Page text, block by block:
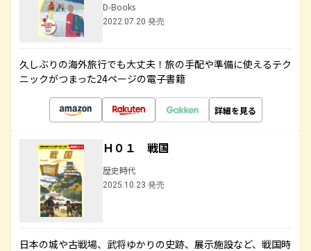
D-Books
2022.07.20 発売
久しぶりの海外旅行でも大丈夫！旅の手配や準備に使えるテク
ニックがつまった24ページの電子書籍
詳細を見る
Ｈ０１ 戦国
歴史時代
2025.10.23 発売
日本の城や古戦場、武将ゆかりの史跡、展示施設など、戦国時